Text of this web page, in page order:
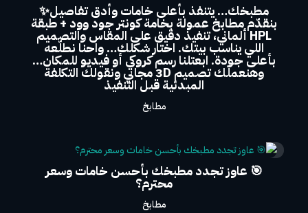
مطبخك… يتنفذ بأعلى خامات وأدق تفاصيل✨
بنقدّم مطابخ عمولة بخامة كونتر جود وود + طبقة
HPL ألماني، تنفيذ دقيق على المقاس والتصميم
اللي يناسب بيتك. اختار شكلك… واحنا نطلّعه
بأعلى جودة. ابعتلنا رسم كروكي أو فيديو للمكان…
وهنعملّك تصميم 3D مجاني ونقولك التكلفة
المبدئية قبل التنفيذ
مطابخ
🎯 عاوز تجدد مطبخك بأحسن خامات وسعر
محترم؟
مطابخ